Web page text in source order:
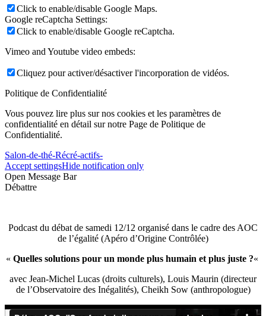
Click to enable/disable Google Maps.
Google reCaptcha Settings:
Click to enable/disable Google reCaptcha.
Vimeo and Youtube video embeds:
Cliquez pour activer/désactiver l'incorporation de vidéos.
Politique de Confidentialité
Vous pouvez lire plus sur nos cookies et les paramètres de
confidentialité en détail sur notre Page de Politique de
Confidentialité.
Salon-de-thé-Récré-actifs-
Accept settingsHide notification only
Open Message Bar
Débattre
Podcast du débat de samedi 12/12 organisé dans le cadre des AOC
de l’égalité (Apéro d’Origine Contrôlée)
« Quelles solutions pour un monde plus humain et plus juste ?«
avec Jean-Michel Lucas (droits culturels), Louis Maurin (directeur
de l’Observatoire des Inégalités), Cheikh Sow (anthropologue)